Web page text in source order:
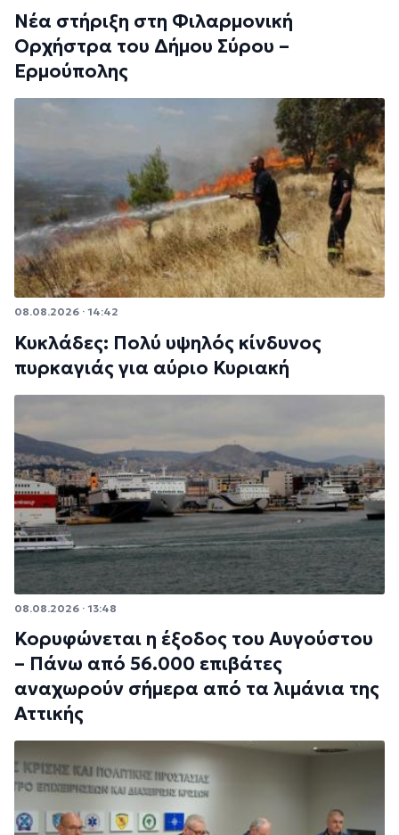
Νέα στήριξη στη Φιλαρμονική
Ορχήστρα του Δήμου Σύρου –
Ερμούπολης
08.08.2026 · 14:42
Κυκλάδες: Πολύ υψηλός κίνδυνος
πυρκαγιάς για αύριο Κυριακή
08.08.2026 · 13:48
Κορυφώνεται η έξοδος του Αυγούστου
– Πάνω από 56.000 επιβάτες
αναχωρούν σήμερα από τα λιμάνια της
Αττικής